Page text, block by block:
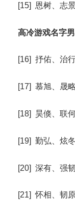
[15] 恩树、志
高冷游戏名字男
[16] 抒佑、治
[17] 慕旭、晟
[18] 昊倏、联
[19] 勤弘、炫
[20] 深有、强
[21] 怀相、韧